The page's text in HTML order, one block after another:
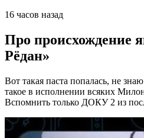
16 часов назад
Про происхождение
Рёдан»⁠
Вот такая паста попалась, не
такое в исполнении всяких
Вспомнить только ДОКУ 2 из